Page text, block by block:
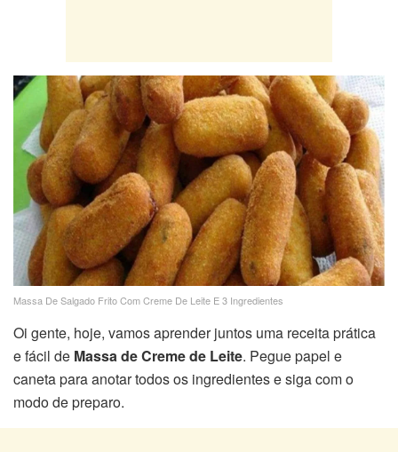
Massa De Salgado Frito Com Creme De Leite E 3 Ingredientes
Oi gente, hoje, vamos aprender juntos uma receita prática
e fácil de Massa de Creme de Leite. Pegue papel e
caneta para anotar todos os ingredientes e siga com o
modo de preparo.